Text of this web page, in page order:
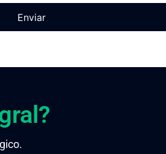
Enviar